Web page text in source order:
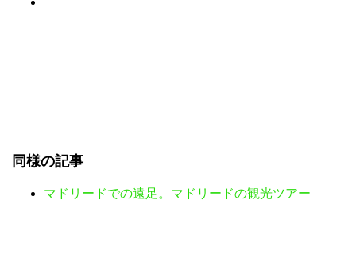
同様の記事
マドリードでの遠足。マドリードの観光ツアー